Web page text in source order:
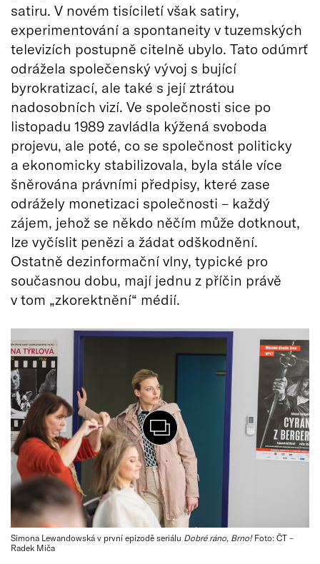
satiru. V novém tisíciletí však satiry,
experimentování a spontaneity v tuzemských
televizích postupně citelně ubylo. Tato odúmrť
odrážela společenský vývoj s bující
byrokratizací, ale také s její ztrátou
nadosobních vizí. Ve společnosti sice po
listopadu 1989 zavládla kýžená svoboda
projevu, ale poté, co se společnost politicky
a ekonomicky stabilizovala, byla stále více
šněrována právními předpisy, které zase
odrážely monetizaci společnosti – každý
zájem, jehož se někdo něčím může dotknout,
lze vyčíslit penězi a žádat odškodnění.
Ostatně dezinformační vlny, typické pro
současnou dobu, mají jednu z příčin právě
v tom „zkorektnění“ médií.
Simona Lewandowská v první epizodě seriálu Dobré ráno, Brno!Foto: ČT –
Radek Miča